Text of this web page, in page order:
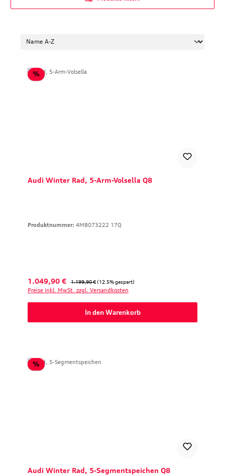
%Rabatt
Audi Winter Rad, 5-Arm-Volsella Q8
Produktnummer: 4M8073222 17Q
Verkaufspreis:
1.049,90 € Regulärer Preis:
1.199,90 € (12.5% gespart)
Preise inkl. MwSt. zzgl. Versandkosten
In den Warenkorb
%Rabatt
Audi Winter Rad, 5-Segmentspeichen Q8